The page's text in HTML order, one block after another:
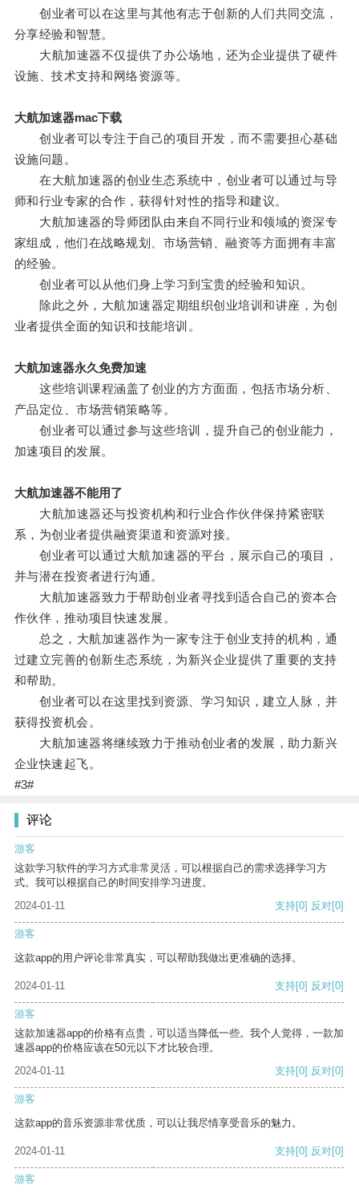
创业者可以在这里与其他有志于创新的人们共同交流，
分享经验和智慧。
大航加速器不仅提供了办公场地，还为企业提供了硬件
设施、技术支持和网络资源等。
大航加速器mac下载
创业者可以专注于自己的项目开发，而不需要担心基础
设施问题。
在大航加速器的创业生态系统中，创业者可以通过与导
师和行业专家的合作，获得针对性的指导和建议。
大航加速器的导师团队由来自不同行业和领域的资深专
家组成，他们在战略规划、市场营销、融资等方面拥有丰富
的经验。
创业者可以从他们身上学习到宝贵的经验和知识。
除此之外，大航加速器定期组织创业培训和讲座，为创
业者提供全面的知识和技能培训。
大航加速器永久免费加速
这些培训课程涵盖了创业的方方面面，包括市场分析、
产品定位、市场营销策略等。
创业者可以通过参与这些培训，提升自己的创业能力，
加速项目的发展。
大航加速器不能用了
大航加速器还与投资机构和行业合作伙伴保持紧密联
系，为创业者提供融资渠道和资源对接。
创业者可以通过大航加速器的平台，展示自己的项目，
并与潜在投资者进行沟通。
大航加速器致力于帮助创业者寻找到适合自己的资本合
作伙伴，推动项目快速发展。
总之，大航加速器作为一家专注于创业支持的机构，通
过建立完善的创新生态系统，为新兴企业提供了重要的支持
和帮助。
创业者可以在这里找到资源、学习知识，建立人脉，并
获得投资机会。
大航加速器将继续致力于推动创业者的发展，助力新兴
企业快速起飞。
#3#
评论
游客
这款学习软件的学习方式非常灵活，可以根据自己的需求选择学习方
式。我可以根据自己的时间安排学习进度。
2024-01-11
支持[0] 反对[0]
游客
这款app的用户评论非常真实，可以帮助我做出更准确的选择。
2024-01-11 支持[0] 反对[0]
游客
这款加速器app的价格有点贵，可以适当降低一些。我个人觉得，一款加
速器app的价格应该在50元以下才比较合理。
2024-01-11
支持[0] 反对[0]
游客
这款app的音乐资源非常优质，可以让我尽情享受音乐的魅力。
2024-01-11 支持[0] 反对[0]
游客